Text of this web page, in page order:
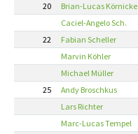
20
Brian-Lucas Körnicke
Caciel-Angelo Sch.
22
Fabian Scheller
Marvin Köhler
Michael Müller
25
Andy Broschkus
Lars Richter
Marc-Lucas Tempel